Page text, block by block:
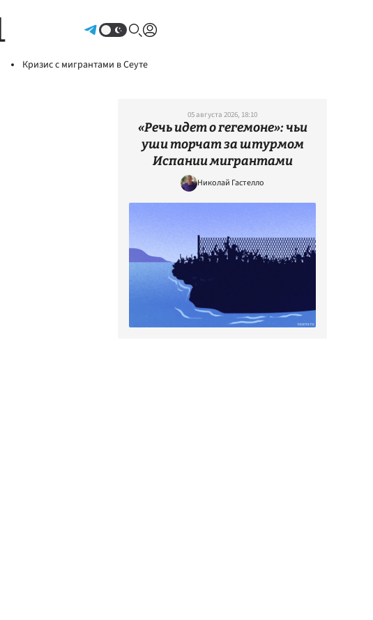
Кризис с мигрантами в Сеуте
05 августа 2026, 18:10
«Речь идет о гегемоне»: чьи
уши торчат за штурмом
Испании мигрантами
Николай Гастелло